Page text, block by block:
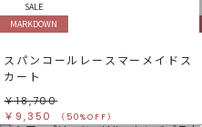
SALE
MARKDOWN
スパンコールレースマーメイドス
カート
￥18,700
￥9,350
（50%OFF）